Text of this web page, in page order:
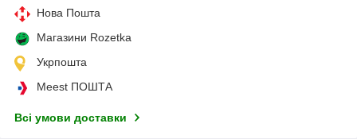
Нова Пошта
Магазини Rozetka
Укрпошта
Meest ПОШТА
Всі умови доставки